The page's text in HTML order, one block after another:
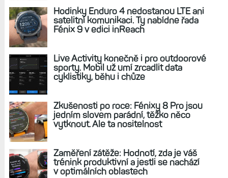
Hodinky Enduro 4 nedostanou LTE ani
satelitní komunikaci. Ty nabídne řada
Fénix 9 v edici inReach
Live Activity konečně i pro outdoorové
sporty. Mobil už umí zrcadlit data
cyklistiky, běhu i chůze
Zkušenosti po roce: Fénixy 8 Pro jsou
jedním slovem parádní, těžko něco
vytknout. Ale ta nositelnost
Zaměření zátěže: Hodnotí, zda je váš
trénink produktivní a jestli se nachází
v optimálních oblastech